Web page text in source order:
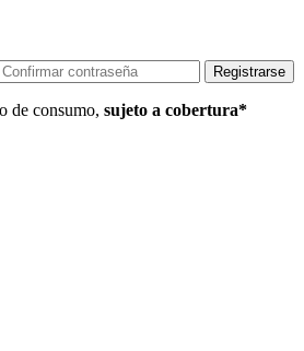
de consumo, sujeto a cobertura*